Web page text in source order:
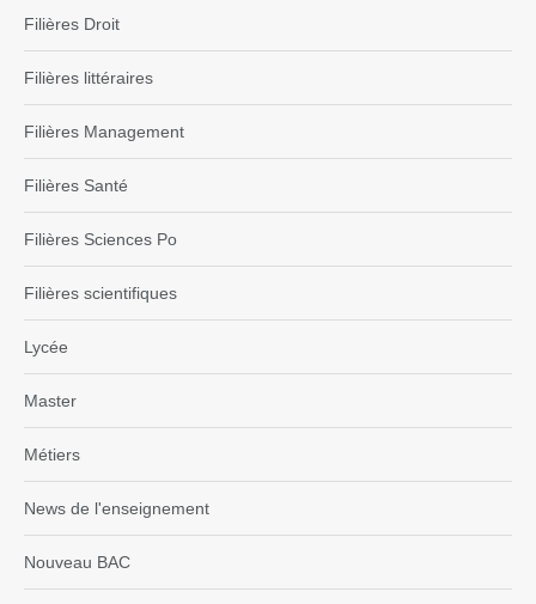
Filières Droit
Filières littéraires
Filières Management
Filières Santé
Filières Sciences Po
Filières scientifiques
Lycée
Master
Métiers
News de l'enseignement
Nouveau BAC